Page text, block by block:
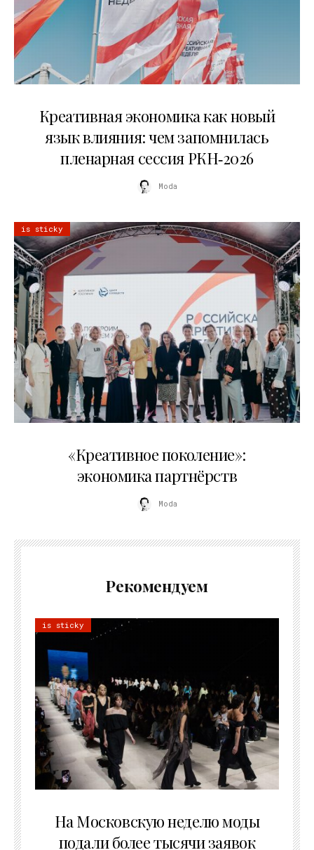
Креативная экономика как новый
язык влияния: чем запомнилась
пленарная сессия РКН‑2026
Moda
is sticky
«Креативное поколение»:
экономика партнёрств
Moda
Рекомендуем
is sticky
На Московскую неделю моды
подали более тысячи заявок